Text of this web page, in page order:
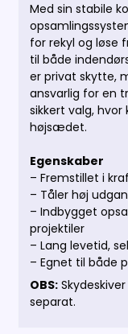
Med sin stabile
for rekyl og løse
til både
er privat skytte,
ansvarlig for en
sikkert valg,
højsædet.
Egenskaber
– Fremstillet i
– Tåler høj
– Indbygget
projektiler
– Lang levetid,
– Egnet til både
OBS:
separat.